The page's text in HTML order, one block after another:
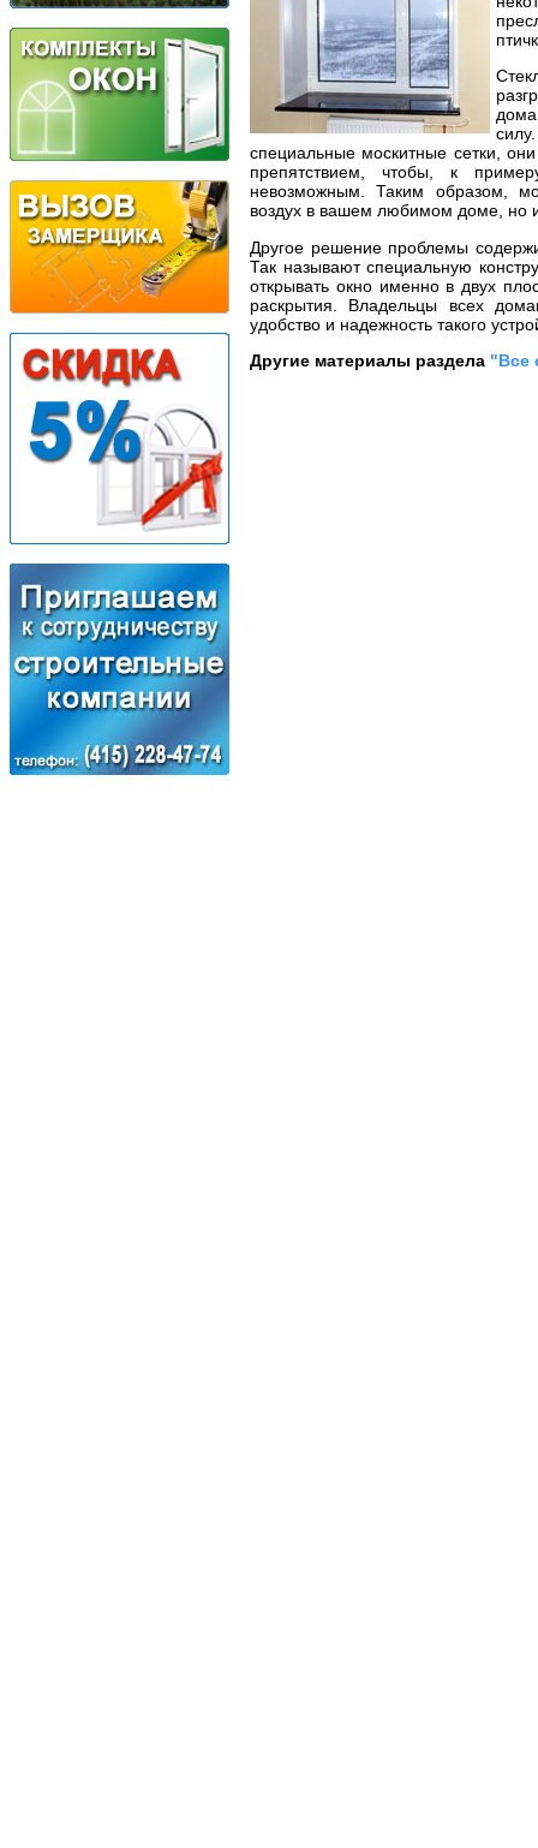
специальные москитные сетки,
препятствием, чтобы, к
невозможным. Таким образом,
воздух в вашем любимом доме, но и
Другое решение проблемы
Так называют специальную
открывать окно именно в двух
раскрытия. Владельцы всех
удобство и надежность такого
Другие материалы раздела "Все